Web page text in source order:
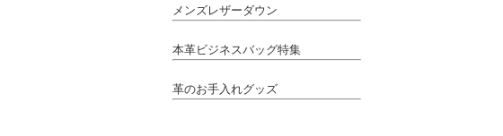
メンズレザーダウン
本革ビジネスバッグ特集
革のお手入れグッズ